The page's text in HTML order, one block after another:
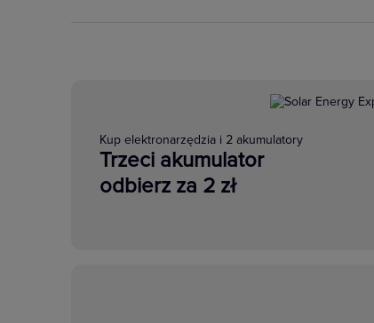
Kup elektronarzędzia i 2 akumulatory
Trzeci akumulator
odbierz za 2 zł